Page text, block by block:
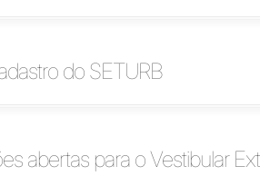
do SETURB
abertas para o Vestibular